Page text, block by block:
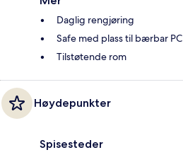
Daglig rengjøring
Safe med plass til bærbar PC
Tilstøtende rom
Høydepunkter
Spisesteder